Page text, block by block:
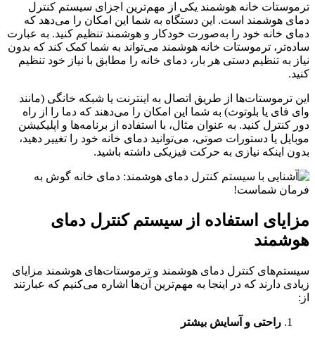
ترموستات خانه هوشمند یکی از مهم‌ترین اجزای سیستم کنترل
دمای هوشمند است. این دستگاه به شما این امکان را می‌دهد که
دمای خانه خود را به‌صورت خودکار و هوشمند تنظیم کنید. به عبارت
ساده‌تر، ترموستات خانه هوشمند می‌تواند به شما کمک کند که بدون
نیاز به تنظیم دستی هر بار، دمای خانه را مطابق با نیاز خود تنظیم
کنید.
این ترموستات‌ها از طریق اتصال به اینترنت یا شبکه خانگی (مانند
وای ‌فای یا بلوتوث) به شما این امکان را می‌دهند که دما را از راه
دور کنترل کنید. به عنوان مثال، با استفاده از برنامه‌ها و اپلیکیشن
موبایل یا دستورات صوتی، می‌توانید دمای خانه خود را تغییر دهید،
بدون اینکه نیازی به حرکت فیزیکی داشته باشید.
مزایای استفاده از سیستم کنترل دمای
هوشمند
سیستم‌های کنترل دمای هوشمند و ترموستات‌های هوشمند مزایای
زیادی دارند که در اینجا به مهم‌ترین آن‌ها اشاره می‌کنیم که عبارتند
از:
راحتی و آسایش بیشتر